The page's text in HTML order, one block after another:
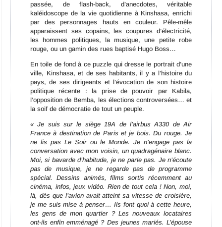
passée, de flash-back, d’anecdotes, véritable
kaléidoscope de la vie quotidienne à Kinshasa, enrichi
par des personnages hauts en couleur. Pêle-mêle
apparaissent ses copains, les coupures d’électricité,
les hommes politiques, la musique, une petite robe
rouge, ou un gamin des rues baptisé Hugo Boss…
En toile de fond à ce puzzle qui dresse le portrait d’une
ville, Kinshasa, et de ses habitants, il y a l’histoire du
pays, de ses dirigeants et l’évocation de son histoire
politique récente : la prise de pouvoir par Kabila,
l’opposition de Bemba, les élections controversées… et
la soif de démocratie de tout un peuple.
« Je suis sur le siège 19A de l’airbus A330 de Air
France à destination de Paris et je bois. Du rouge. Je
ne lis pas Le Soir ou le Monde. Je n’engage pas la
conversation avec mon voisin, un quadragénaire blanc.
Moi, si bavarde d’habitude, je ne parle pas. Je n’écoute
pas de musique, je ne regarde pas de programme
spécial. Dessins animés, films sortis récemment au
cinéma, infos, jeux vidéo. Rien de tout cela ! Non, moi,
là, dès que l’avion avait atteint sa vitesse de croisière,
je me suis mise à penser… Ils font quoi à cette heure,
les gens de mon quartier ? Les nouveaux locataires
ont-ils enfin emménagé ? Des jeunes mariés. L’épouse